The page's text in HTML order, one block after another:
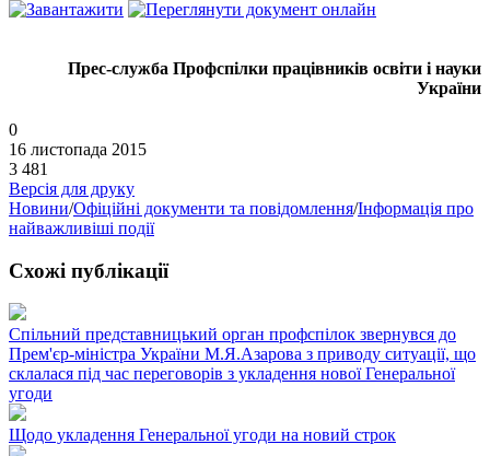
Прес-служба Профспілки працівників освіти і науки
України
0
16 листопада 2015
3 481
Версія для друку
Новини/Офіційні документи та повідомлення/Інформація про
найважливіші події
Схожі публікації
Спільний представницький орган профспілок звернувся до
Прем'єр-міністра України М.Я.Азарова з приводу ситуації, що
склалася під час переговорів з укладення нової Генеральної
угоди
Щодо укладення Генеральної угоди на новий строк